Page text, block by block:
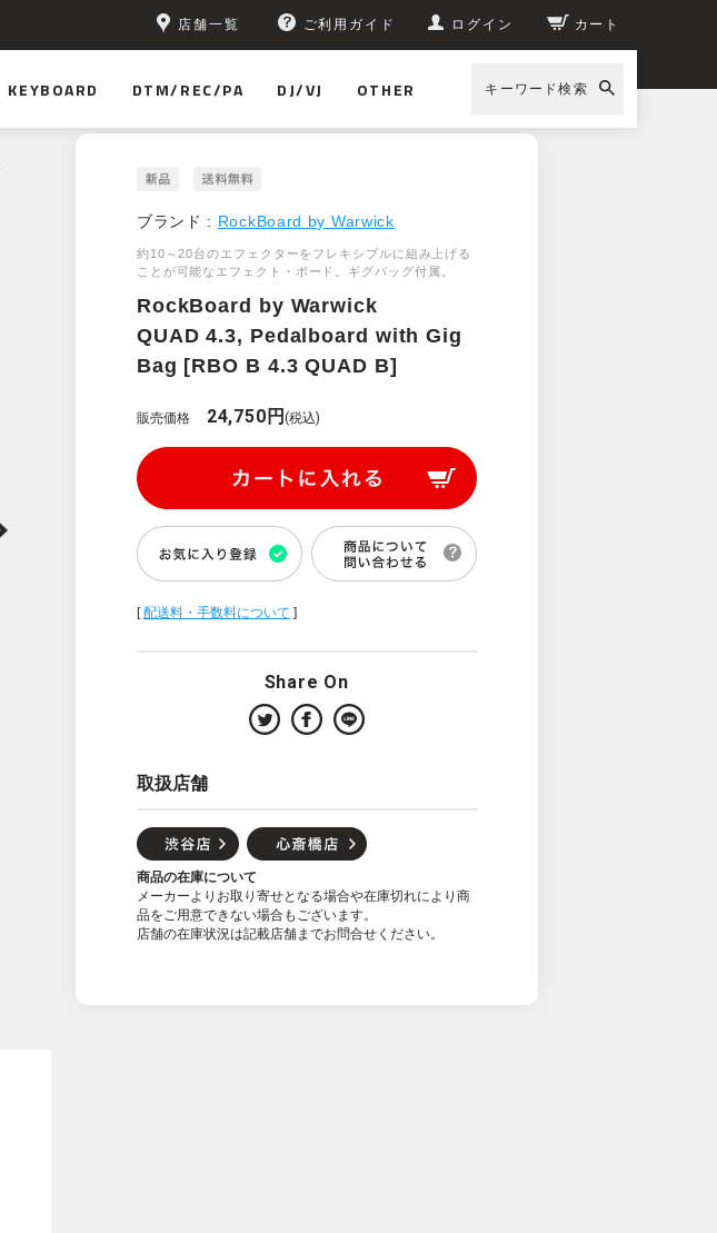
店舗一覧 ご利用ガイド ログイン カート
KEYBOARD DTM/REC/PA DJ/VJ OTHER キーワード検索
ブランド : RockBoard by Warwick
約10～20台のエフェクターをフレキシブルに組み上げる
ことが可能なエフェクト・ボード。ギグバッグ付属。
RockBoard by Warwick
QUAD 4.3, Pedalboard with Gig
Bag [RBO B 4.3 QUAD B]
販売価格 24,750円(税込)
[配送料・手数料について ]
Share On
取扱店舗
商品の在庫について
メーカーよりお取り寄せとなる場合や在庫切れにより商
品をご用意できない場合もございます。
店舗の在庫状況は記載店舗までお問合せください。